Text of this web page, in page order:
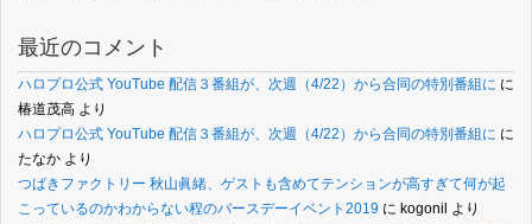
最近のコメント
ハロプロ公式 YouTube 配信３番組が、次週（4/22）から合同の特別番組に に
椿道茂高 より
ハロプロ公式 YouTube 配信３番組が、次週（4/22）から合同の特別番組に に
たなか より
つばきファクトリー 秋山眞緒、ゲストも含めてテンションが高すぎて何が起
こっているのかわからない程のバースデーイベント2019 に kogonil より